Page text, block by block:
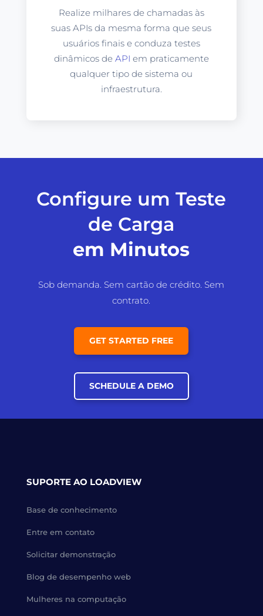
Realize milhares de chamadas às
suas APIs da mesma forma que seus
usuários finais e conduza testes
dinâmicos de API em praticamente
qualquer tipo de sistema ou
infraestrutura.
Configure um Teste
de Carga
em Minutos
Sob demanda. Sem cartão de crédito. Sem
contrato.
GET STARTED FREE
SCHEDULE A DEMO
SUPORTE AO LOADVIEW
Base de conhecimento
Entre em contato
Solicitar demonstração
Blog de desempenho web
Mulheres na computação